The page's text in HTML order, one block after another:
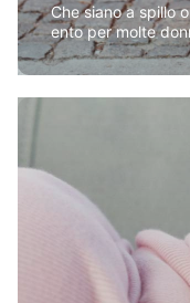
Che siano a spillo
ento per molte